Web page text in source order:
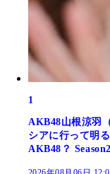
1
AKB48山根涼羽
シアに行って明
AKB48？ Season2